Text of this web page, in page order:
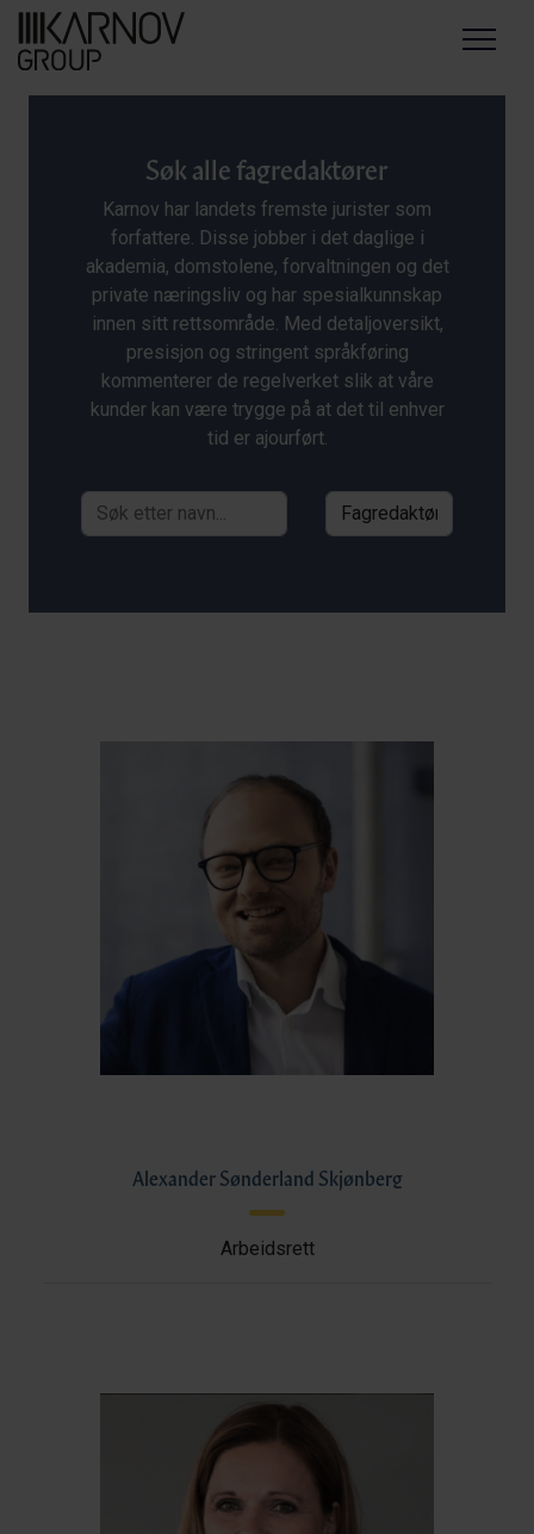
Menu
Søk alle fagredaktører
Karnov har landets fremste jurister som
forfattere. Disse jobber i det daglige i
akademia, domstolene, forvaltningen og det
private næringsliv og har spesialkunnskap
innen sitt rettsområde. Med detaljoversikt,
presisjon og stringent språkføring
kommenterer de regelverket slik at våre
kunder kan være trygge på at det til enhver
tid er ajourført.
Alexander Sønderland Skjønberg
Arbeidsrett